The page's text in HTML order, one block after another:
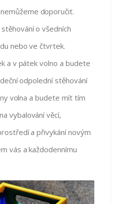
doporučit.
o všedních
nebo ve čtvrtek.
a v pátek volno a budete
odpolední stěhování
volna a budete mít tím
vybalování věcí,
a přivykání novým
vás a každodennímu